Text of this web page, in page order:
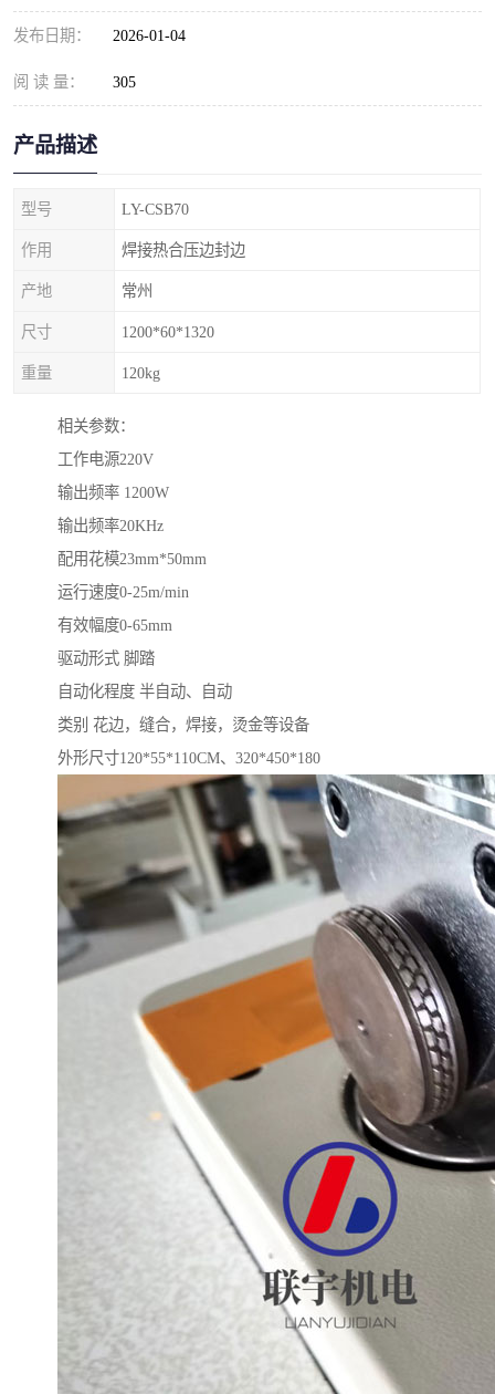
发布日期： 2026-01-04
阅 读 量： 305
产品描述
型号 LY-CSB70
作用 焊接热合压边封边
产地 常州
尺寸 1200*60*1320
重量 120kg
相关参数：
工作电源220V
输出频率 1200W
输出频率20KHz
配用花模23mm*50mm
运行速度0-25m/min
有效幅度0-65mm
驱动形式 脚踏
自动化程度 半自动、自动
类别 花边，缝合，焊接，烫金等设备
外形尺寸120*55*110CM、320*450*180